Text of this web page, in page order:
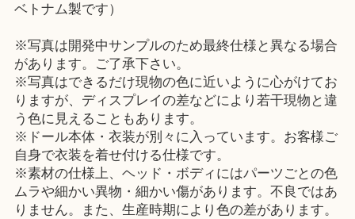
ベトナム製です）
※写真は開発中サンプルのため最終仕様と異なる場合
があります。ご了承下さい。
※写真はできるだけ現物の色に近いように心がけてお
りますが、ディスプレイの差などにより若干現物と違
う色に見えることもあります。
※ドール本体・衣装が別々に入っています。お客様ご
自身で衣装を着せ付ける仕様です。
※素材の仕様上、ヘッド・ボディにはパーツごとの色
ムラや細かい異物・細かい傷があります。不良ではあ
りません。また、生産時期により色の差があります。